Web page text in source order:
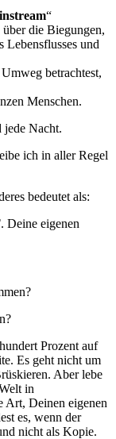
“
die Biegungen,
Lebensflusses und
betrachtest,
Menschen.
jede Nacht.
ich in aller Regel
bedeutet als:
. Deine eigenen
Prozent auf
Es geht nicht um
Aber lebe
in
Art, Deinen eigenen
es, wenn der
nicht als Kopie.